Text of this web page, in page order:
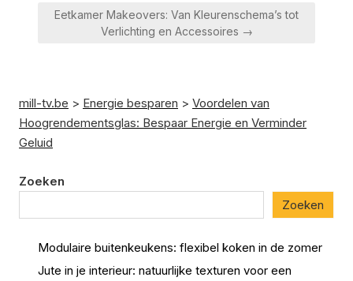
Eetkamer Makeovers: Van Kleurenschema’s tot
Verlichting en Accessoires →
mill-tv.be > Energie besparen > Voordelen van
Hoogrendementsglas: Bespaar Energie en Verminder
Geluid
Zoeken
Zoeken
Modulaire buitenkeukens: flexibel koken in de zomer
Jute in je interieur: natuurlijke texturen voor een